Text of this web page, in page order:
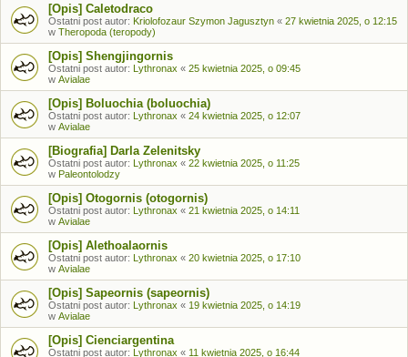
[Opis] Caletodraco
Ostatni post autor: Kriolofozaur Szymon Jagusztyn « 27 kwietnia 2025, o 12:15
w Theropoda (teropody)
[Opis] Shengjingornis
Ostatni post autor: Lythronax « 25 kwietnia 2025, o 09:45
w Avialae
[Opis] Boluochia (boluochia)
Ostatni post autor: Lythronax « 24 kwietnia 2025, o 12:07
w Avialae
[Biografia] Darla Zelenitsky
Ostatni post autor: Lythronax « 22 kwietnia 2025, o 11:25
w Paleontolodzy
[Opis] Otogornis (otogornis)
Ostatni post autor: Lythronax « 21 kwietnia 2025, o 14:11
w Avialae
[Opis] Alethoalaornis
Ostatni post autor: Lythronax « 20 kwietnia 2025, o 17:10
w Avialae
[Opis] Sapeornis (sapeornis)
Ostatni post autor: Lythronax « 19 kwietnia 2025, o 14:19
w Avialae
[Opis] Cienciargentina
Ostatni post autor: Lythronax « 11 kwietnia 2025, o 16:44